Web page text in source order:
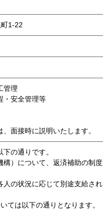
1-22
管理
・安全管理等
面接時に説明いたします。
の通りです。
）について、返済補助の制度
の状況に応じて別途支給され
ては以下の通りとなります。